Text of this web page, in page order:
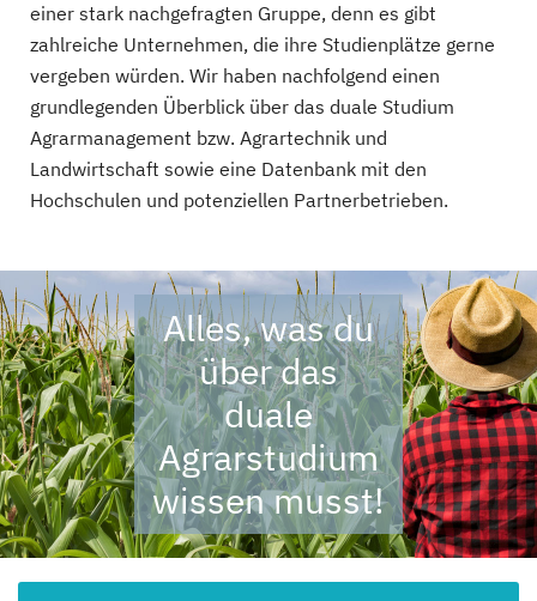
einer stark nachgefragten Gruppe, denn es gibt
zahlreiche Unternehmen, die ihre Studienplätze gerne
vergeben würden. Wir haben nachfolgend einen
grundlegenden Überblick über das duale Studium
Agrarmanagement bzw. Agrartechnik und
Landwirtschaft sowie eine Datenbank mit den
Hochschulen und potenziellen Partnerbetrieben.
Alles, was du
über das
duale
Agrarstudium
wissen musst!